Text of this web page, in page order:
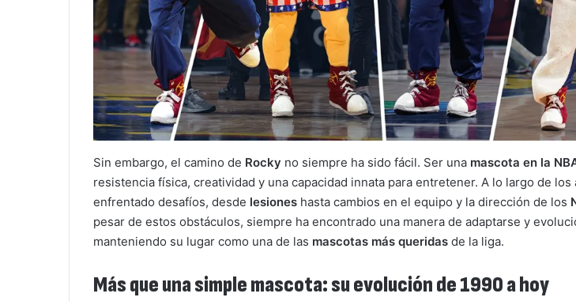
Sin embargo, el camino de Rocky no siempre ha sido fácil. Ser una mascota en la
resistencia física, creatividad y una capacidad innata para entretener. A lo largo de los
enfrentado desafíos, desde lesiones hasta cambios en el equipo y la dirección de los
pesar de estos obstáculos, siempre ha encontrado una manera de adaptarse y
manteniendo su lugar como una de las mascotas más queridas de la liga.
Más que una simple mascota:su evolución de 1990 a hoy